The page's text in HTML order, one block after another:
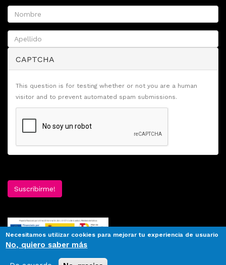
CAPTCHA
This question is for testing whether or not you are a human
visitor and to prevent automated spam submissions.
Suscribirme!
Necesitamos utilizar cookies para mejorar tu experiencia de usuario
No, quiero saber más